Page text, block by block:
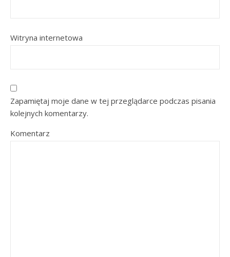
Witryna internetowa
Zapamiętaj moje dane w tej przeglądarce podczas pisania
kolejnych komentarzy.
Komentarz